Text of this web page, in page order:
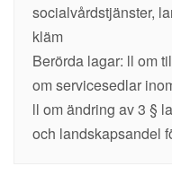
socialvårdstjänster,
kläm
Berörda lagar: ll om
om servicesedlar
ll om ändring av 3 §
och landskapsandel